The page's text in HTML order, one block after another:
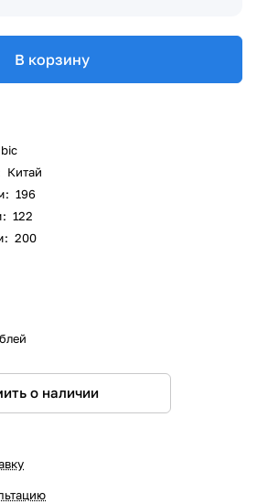
В корзину
Китай
: 196
: 122
: 200
о наличии